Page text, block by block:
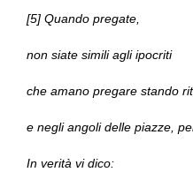
[5] Quando pregate,
non siate simili agli ipocriti
che amano pregare stando
e negli angoli delle piazze,
In verità vi dico: